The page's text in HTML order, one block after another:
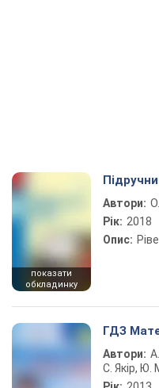
показати
обкладинку
Автори:
Рік: 2018
Опис:
ГДЗ
Автори:
С. Якір, Ю.